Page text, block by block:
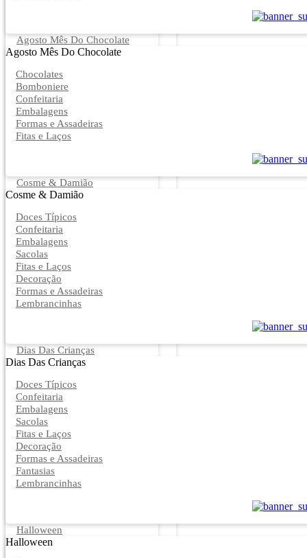
Agosto Mês Do Chocolate
Agosto Mês Do Chocolate
Chocolates
Bomboniere
Confeitaria
Embalagens
Formas e Assadeiras
Fitas e Laços
Cosme & Damião
Cosme & Damião
Doces Típicos
Confeitaria
Embalagens
Sacolas
Fitas e Laços
Decoração
Formas e Assadeiras
Lembrancinhas
Dias Das Crianças
Dias Das Crianças
Doces Típicos
Confeitaria
Embalagens
Sacolas
Fitas e Laços
Decoração
Formas e Assadeiras
Fantasias
Lembrancinhas
Halloween
Halloween